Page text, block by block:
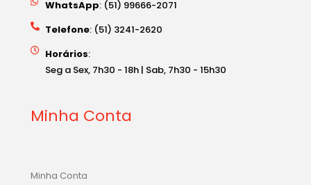
WhatsApp: (51) 99666-2071
Telefone: (51) 3241-2620
Horários:
Seg a Sex, 7h30 - 18h | Sab, 7h30 - 15h30
Minha Conta
Minha Conta